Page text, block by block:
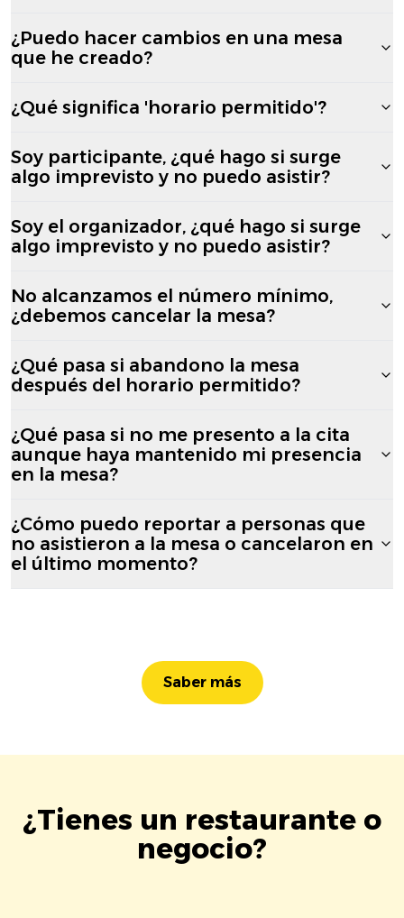
¿Puedo hacer cambios en una mesa
que he creado?
¿Qué significa 'horario permitido'?
Soy participante, ¿qué hago si surge
algo imprevisto y no puedo asistir?
Soy el organizador, ¿qué hago si surge
algo imprevisto y no puedo asistir?
No alcanzamos el número mínimo,
¿debemos cancelar la mesa?
¿Qué pasa si abandono la mesa
después del horario permitido?
¿Qué pasa si no me presento a la cita
aunque haya mantenido mi presencia
en la mesa?
¿Cómo puedo reportar a personas que
no asistieron a la mesa o cancelaron en
el último momento?
Saber más
¿Tienes un restaurante o
negocio?